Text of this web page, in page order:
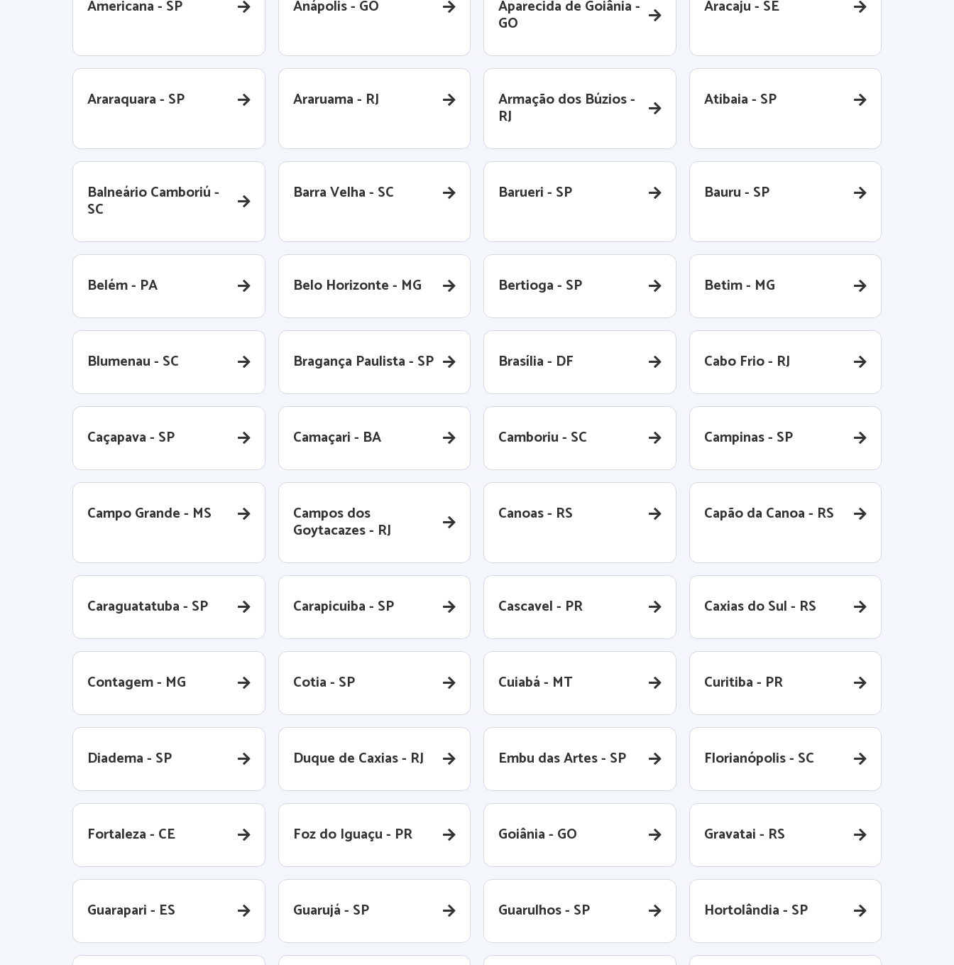
Americana - SP Anápolis - GO Aparecida de Goiânia -
GO
Aracaju - SE
Araraquara - SP Araruama - RJ Armação dos Búzios -
RJ
Atibaia - SP
Balneário Camboriú -
SC
Barra Velha - SC Barueri - SP Bauru - SP
Belém - PA Belo Horizonte - MG Bertioga - SP Betim - MG
Blumenau - SC Bragança Paulista - SP Brasília - DF Cabo Frio - RJ
Caçapava - SP Camaçari - BA Camboriu - SC Campinas - SP
Campo Grande - MS Campos dos
Goytacazes - RJ
Canoas - RS Capão da Canoa - RS
Caraguatatuba - SP Carapicuiba - SP Cascavel - PR Caxias do Sul - RS
Contagem - MG Cotia - SP Cuiabá - MT Curitiba - PR
Diadema - SP Duque de Caxias - RJ Embu das Artes - SP Florianópolis - SC
Fortaleza - CE Foz do Iguaçu - PR Goiânia - GO Gravatai - RS
Guarapari - ES Guarujá - SP Guarulhos - SP Hortolândia - SP